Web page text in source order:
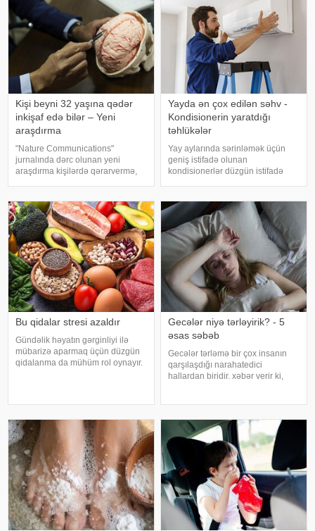
Kişi beyni 32 yaşına qədər
inkişaf edə bilər – Yeni
araşdırma
"Nature Communications"
jurnalında dərc olunan yeni
araşdırma kişilərdə qərarvermə,
olan beyin nahiyələrinin orta
hesabla 32 yaşına qədər inkişa
Yayda ən çox edilən səhv -
Kondisionerin yaratdığı
təhlükələr
Yay aylarında sərinləmək üçün
geniş istifadə olunan
kondisionerlər düzgün istifadə
xəbər verir ki, ani temperatur
dəyişiklikləri, quru hava və
baxımsız kondisionerlərd
Bu qidalar stresi azaldır
Gündəlik həyatın gərginliyi ilə
mübarizə aparmaq üçün düzgün
qidalanma da mühüm rol oynayır.
təsirlərini azaltmağa kömək edə
bilər
Gecələr niyə tərləyirik? - 5
əsas səbəb
Gecələr tərləmə bir çox insanın
qarşılaşdığı narahatedici
hallardan biridir. xəbər verir ki,
sağlamlıq problemlərinin əlamət